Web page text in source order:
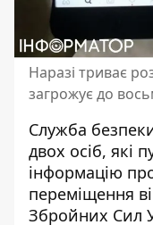
Наразі триває
загрожує до
Служба
двох осіб, які
інформацію
переміщення
Збройних Сил